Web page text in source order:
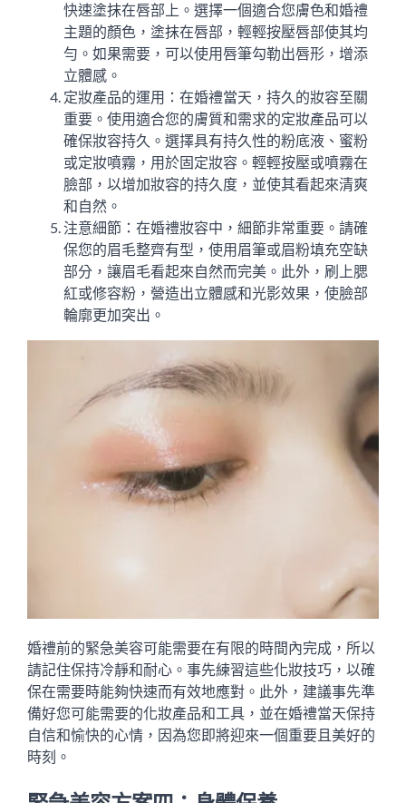
快速塗抹在唇部上。選擇一個適合您膚色和婚禮
主題的顏色，塗抹在唇部，輕輕按壓唇部使其均
勻。如果需要，可以使用唇筆勾勒出唇形，增添
立體感。
定妝產品的運用：在婚禮當天，持久的妝容至關
重要。使用適合您的膚質和需求的定妝產品可以
確保妝容持久。選擇具有持久性的粉底液、蜜粉
或定妝噴霧，用於固定妝容。輕輕按壓或噴霧在
臉部，以增加妝容的持久度，並使其看起來清爽
和自然。
注意細節：在婚禮妝容中，細節非常重要。請確
保您的眉毛整齊有型，使用眉筆或眉粉填充空缺
部分，讓眉毛看起來自然而完美。此外，刷上腮
紅或修容粉，營造出立體感和光影效果，使臉部
輪廓更加突出。
婚禮前的緊急美容可能需要在有限的時間內完成，所以
請記住保持冷靜和耐心。事先練習這些化妝技巧，以確
保在需要時能夠快速而有效地應對。此外，建議事先準
備好您可能需要的化妝產品和工具，並在婚禮當天保持
自信和愉快的心情，因為您即將迎來一個重要且美好的
時刻。